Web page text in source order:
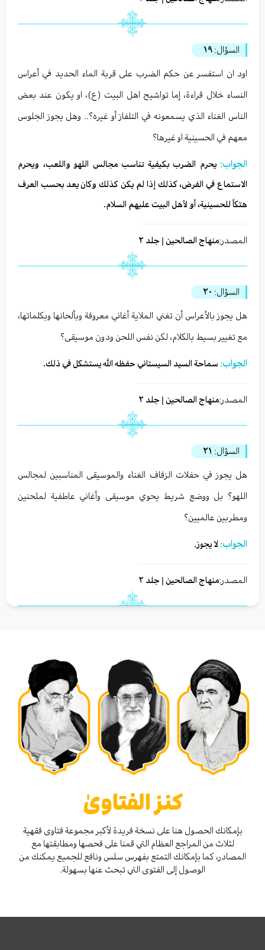
السؤال: ١٩
اود ان استفسر عن حكم الضرب على قربة الماء الحديد في أعراس
النساء خلال قراءة، إما تواشيح اهل البيت (ع)، او يكون عند بعض
الناس الغناء الذي يسمعونه في التلفاز أو غيره؟.. وهل يجوز الجلوس
معهم في الحسينية او غيرها؟
الجواب:يحرم الضرب بكيفية تناسب مجالس اللهو واللعب، ويحرم
الاستماع في الفرض، كذلك إذا لم يكن كذلك وكان يعد بحسب العرف
هتكاً للحسينية، أو لأهل البيت عليهم السلام.
المصدر:منهاج الصالحين | جلد ٢
السؤال: ٢٠
هل يجوز بالأعراس أن تغني الملاية أغاني معروفة وبألحانها وبكلماتها،
مع تغيير بسيط بالكلام، لكن نفس اللحن ودون موسيقى؟
الجواب: سماحة السيد السيستاني حفظه الله يستشكل في ذلك.
المصدر:منهاج الصالحين | جلد ٢
السؤال: ٢١
هل يجوز في حفلات الزفاف الغناء والموسيقى المناسبين لمجالس
اللهو؟ بل ووضع شريط يحوي موسيقى وأغاني عاطفية لملحنين
ومطربين عالميين؟
الجواب: لا يجوز.
المصدر:منهاج الصالحين | جلد ٢
كنز الفتاوىٰ
بإمكانك الحصول هنا على نسخة فريدة لأكبر مجموعة فتاوى فقهية
لثلاث من المراجع العظام التي قمنا على فحصها ومطابقتها مع
المصادر، كما بإمكانك التمتع بفهرس سلس ونافع للجميع يمكنك من
الوصول إلى الفتوى التي تبحث عنها بسهولة.